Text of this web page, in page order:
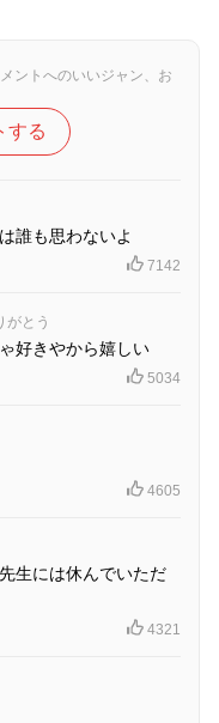
ントへのいいジャン、お
する
誰も思わないよ
7142
がとう
好きやから嬉しい
5034
4605
生には休んでいただ
4321